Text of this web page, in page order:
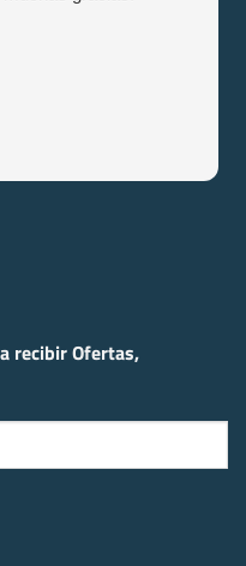
recibirOfertas,